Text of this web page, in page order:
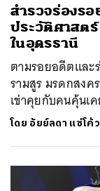
สำรวจร่องร
ประวัติศาสต
ในอุดรธานี
ตามรอยอดีตแล
รามสูร มรดกสงค
เข่าคุยกับคนคุ้นเ
โดย อัยย์ลดา แซ่โค้ว